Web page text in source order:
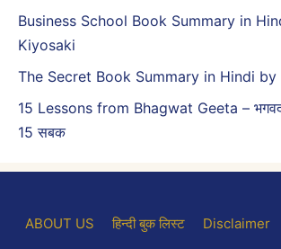
Business School Book Summary in
Kiyosaki
The Secret Book Summary in Hindi by
15 Lessons from Bhagwat Geeta –
15 सबक
ABOUT US हिन्दी बुक लिस्ट Disclaimer